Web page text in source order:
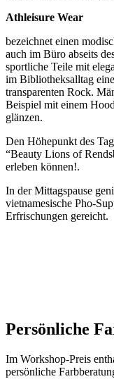
Athleisure Wear
bezeichnet einen
auch im Büro abseits
sportliche Teile mit
im Bibliotheksalltag
transparenten Rock.
Beispiel mit einem
glänzen.
Den Höhepunkt des
“Beauty Lions of
erleben können!.
In der Mittagspause
vietnamesische Pho-
Erfrischungen gereicht.
Persönliche
Im Workshop-Preis
persönliche